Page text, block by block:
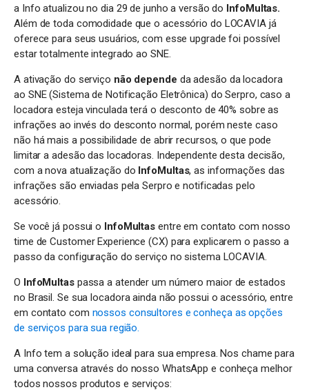
a Info atualizou no dia 29 de junho a versão do InfoMultas.
Além de toda comodidade que o acessório do LOCAVIA já
oferece para seus usuários, com esse upgrade foi possível
estar totalmente integrado ao SNE.
A ativação do serviço não depende da adesão da locadora
ao SNE (Sistema de Notificação Eletrônica) do Serpro, caso a
locadora esteja vinculada terá o desconto de 40% sobre as
infrações ao invés do desconto normal, porém neste caso
não há mais a possibilidade de abrir recursos, o que pode
limitar a adesão das locadoras. Independente desta decisão,
com a nova atualização do InfoMultas, as informações das
infrações são enviadas pela Serpro e notificadas pelo
acessório.
Se você já possui o InfoMultas entre em contato com nosso
time de Customer Experience (CX) para explicarem o passo a
passo da configuração do serviço no sistema LOCAVIA.
O InfoMultaspassa a atender um número maior de estados
no Brasil. Se sua locadora ainda não possui o acessório, entre
em contato com nossos consultores e conheça as opções
de serviços para sua região.
A Info tem a solução ideal para sua empresa. Nos chame para
uma conversa através do nosso WhatsApp e conheça melhor
todos nossos produtos e serviços: